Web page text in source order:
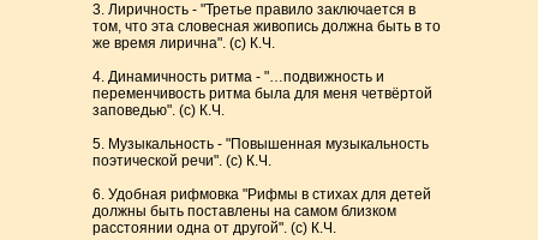
3. Лиричность - "Третье правило заключается в
том, что эта словесная живопись должна быть в то
же время лирична". (с) К.Ч.
4. Динамичность ритма - "…подвижность и
переменчивость ритма была для меня четвёртой
заповедью". (с) К.Ч.
5. Музыкальность - "Повышенная музыкальность
поэтической речи". (с) К.Ч.
6. Удобная рифмовка "Рифмы в стихах для детей
должны быть поставлены на самом близком
расстоянии одна от другой". (с) К.Ч.